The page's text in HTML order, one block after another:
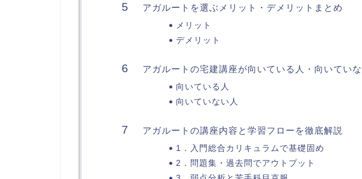
アガルートを選ぶメリット・デメリットまとめ
メリット
デメリット
アガルートの宅建講座が向いている人・向いていな
向いている人
向いていない人
アガルートの講座内容と学習フローを徹底解説
1．入門総合カリキュラムで基礎固め
2．問題集・過去問でアウトプット